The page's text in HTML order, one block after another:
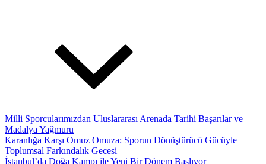
Milli Sporcularımızdan Uluslararası Arenada Tarihi Başarılar ve
Madalya Yağmuru
Karanlığa Karşı Omuz Omuza: Sporun Dönüştürücü Gücüyle
Toplumsal Farkındalık Gecesi
İstanbul’da Doğa Kampı ile Yeni Bir Dönem Başlıyor